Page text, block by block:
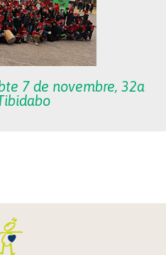
7 de novembre, 32a